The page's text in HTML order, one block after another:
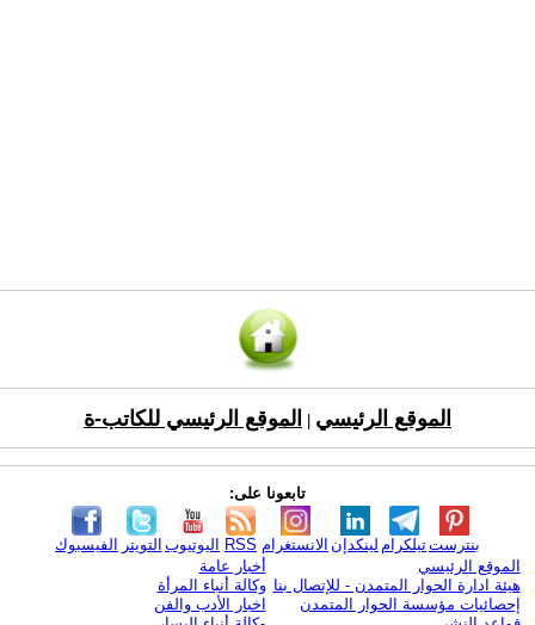
الموقع الرئيسي الموقع الرئيسي للكاتب-ة
تابعونا على:
الفيسبوك التويتر اليوتيوب RSS الانستغرام لينكدإن تيلكرامبنترست
الموقع الرئيسي
هيئة ادارة الحوار المتمدن - للإتصال بنا
إحصائيات مؤسسة الحوار المتمدن
أخبار عامة
وكالة أنباء المرأة
اخبار الأدب والفن